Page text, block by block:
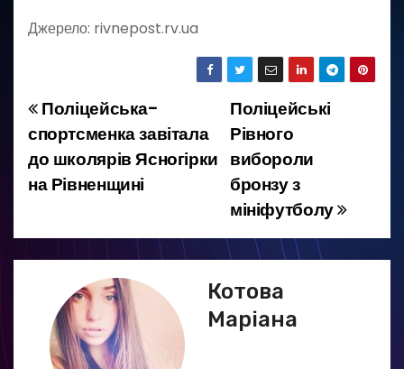
Джерело: rivnepost.rv.ua
Н
а
в
і
г
Поліцейські
Рівного
вибороли
бронзу з
мініфутболу
Поліцейська-
спортсменка завітала
до школярів Ясногірки
на Рівненщині
Котова
Маріана